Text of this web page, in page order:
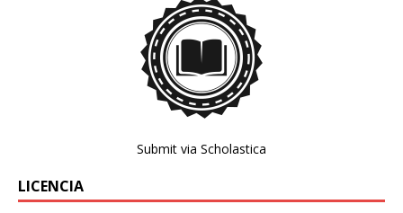
Submit via Scholastica
LICENCIA